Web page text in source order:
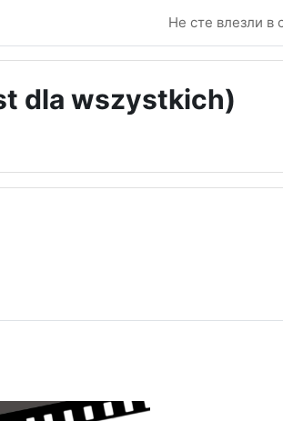
Не сте влезли в
dla wszystkich)